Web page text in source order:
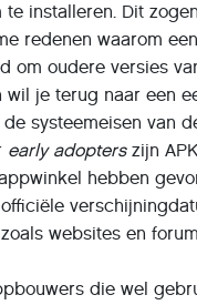
installeren. Dit
redenen waarom
om oudere versies
je terug naar een
systeemeisen van
early adopterszijn
hebben
websites en
die wel